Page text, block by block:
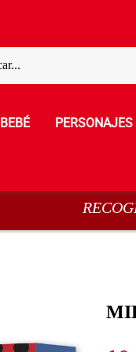
BEBÉ PERSONAJES